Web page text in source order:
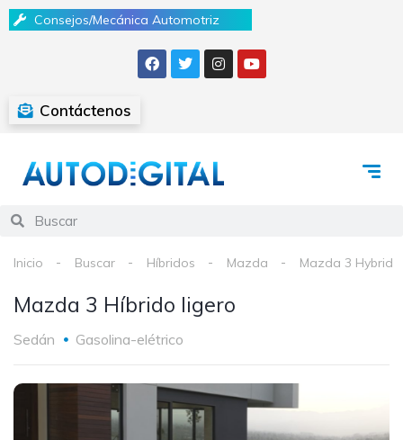
Consejos/Mecánica Automotriz
Contáctenos
Inicio Buscar Híbridos Mazda Mazda 3 Hybrid
Mazda 3 Híbrido ligero
Sedán Gasolina-elétrico